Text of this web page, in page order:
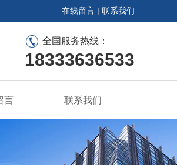
在线留言 | 联系我们
全国服务热线：
18333636533
言 联系我们